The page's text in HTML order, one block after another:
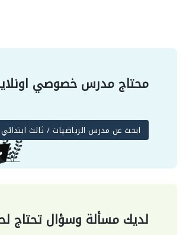
محتاج مدرس خصوصي
ابحث عن مدرس الرياضيات / ثالث ابتدائي
لديك مسألة وسؤال تحتاج